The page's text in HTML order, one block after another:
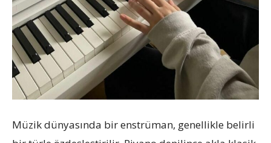
Müzik dünyasında bir enstrüman, genellikle belirli